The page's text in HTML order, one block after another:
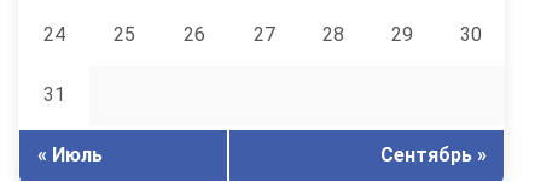
24 25 26 27 28 29 30
31
« Июль Сентябрь »